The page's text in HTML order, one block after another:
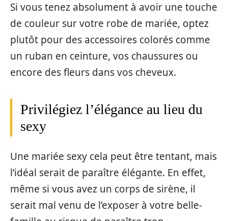
Si vous tenez absolument à avoir une touche
de couleur sur votre robe de mariée, optez
plutôt pour des accessoires colorés comme
un ruban en ceinture, vos chaussures ou
encore des fleurs dans vos cheveux.
Privilégiez l’élégance au lieu du
sexy
Une mariée sexy cela peut être tentant, mais
l’idéal serait de paraître élégante. En effet,
même si vous avez un corps de sirène, il
serait mal venu de l’exposer à votre belle-